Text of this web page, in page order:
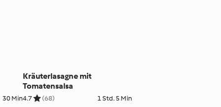
30 Min
Kräuterlasagne mit
Tomatensalsa
4.7 (68) 1 Std. 5 Min